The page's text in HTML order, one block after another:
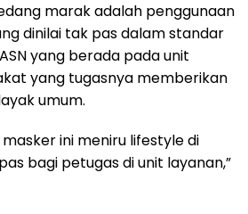
marak adalah penggunaan
dinilai tak pas dalam standar
yang berada pada unit
yang tugasnya memberikan
umum.
ini meniru lifestyle di
bagi petugas di unit layanan,”